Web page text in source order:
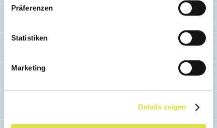
Präferenzen
Statistiken
Marketing
Details zeigen